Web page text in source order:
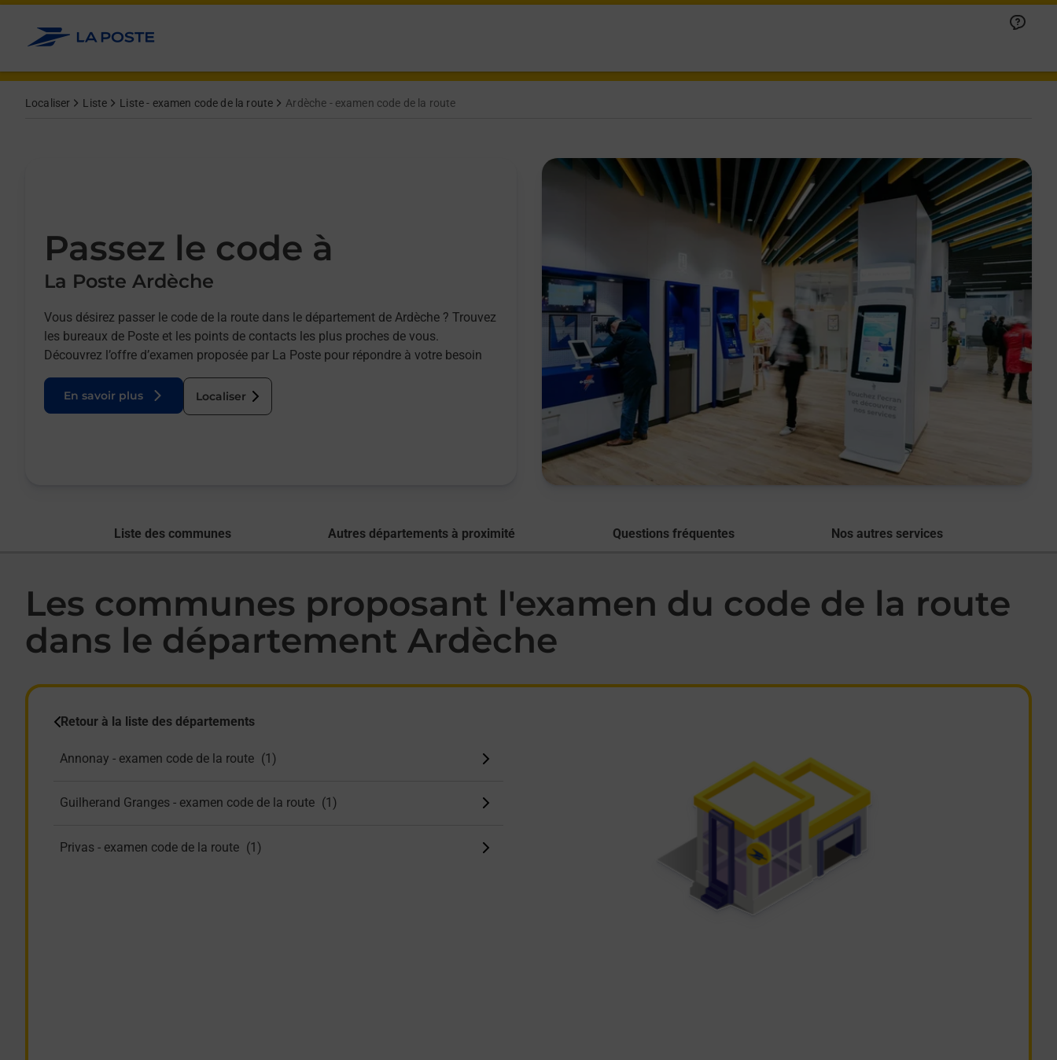
Allez au contenu
Localiser Liste Liste - examen code de la route Ardèche - examen code de la route
Passez le code à
La Poste Ardèche
Vous désirez passer le code de la route dans le département de Ardèche ? Trouvez
les bureaux de Poste et les points de contacts les plus proches de vous.
Découvrez l’offre d’examen proposée par La Poste pour répondre à votre besoin
En savoir plus Localiser
Liste des communes Autres départements à proximité Questions fréquentes Nos autres services
Les communes proposant l'examen du code de la route
dans le département Ardèche
Retour à la liste des départements
Annonay - examen code de la route
Guilherand Granges - examen code de la route
Privas - examen code de la route
Afficher ou masquer la réponse
Afficher ou masquer la réponse
Afficher ou masquer la réponse
Afficher ou masquer la réponse